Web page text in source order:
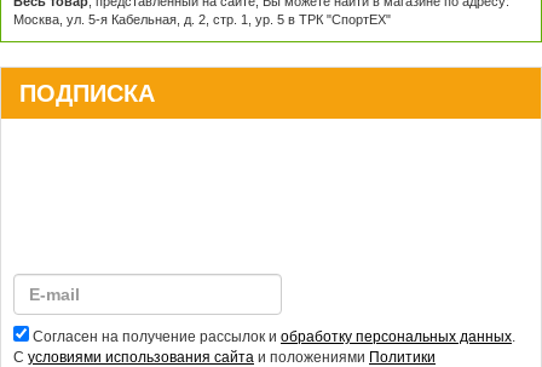
Москва, ул. 5-я Кабельная, д. 2, стр. 1, ур. 5 в ТРК "СпортЕХ"
ПОДПИСКА
Согласен на получение рассылок и обработку персональных данных
С условиями использования сайта и положениями Политики